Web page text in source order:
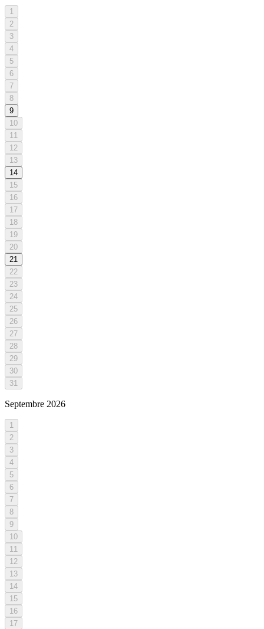
1
2
3
4
5
6
7
8
9
10
11
12
13
14
15
16
17
18
19
20
21
22
23
24
25
26
27
28
29
30
31
Septembre 2026
1
2
3
4
5
6
7
8
9
10
11
12
13
14
15
16
17